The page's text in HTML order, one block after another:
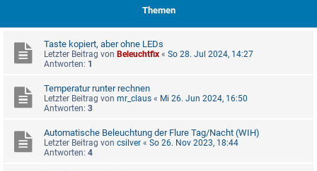
Themen
Taste kopiert, aber ohne LEDs
Letzter Beitrag von Beleuchtfix « So 28. Jul 2024, 14:27
Antworten: 1
Temperatur runter rechnen
Letzter Beitrag von mr_claus « Mi 26. Jun 2024, 16:50
Antworten: 3
Automatische Beleuchtung der Flure Tag/Nacht (WIH)
Letzter Beitrag von csilver « So 26. Nov 2023, 18:44
Antworten: 4